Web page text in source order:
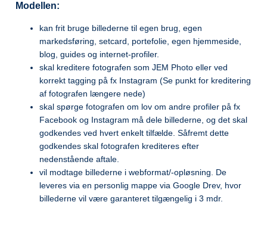
Modellen:
kan frit bruge billederne til egen brug, egen
markedsføring, setcard, portefolie, egen hjemmeside,
blog, guides og internet-profiler.
skal kreditere fotografen som JEM Photo eller ved
korrekt tagging på fx Instagram (Se punkt for kreditering
af fotografen længere nede)
skal spørge fotografen om lov om andre profiler på fx
Facebook og Instagram må dele billederne, og det skal
godkendes ved hvert enkelt tilfælde. Såfremt dette
godkendes skal fotografen krediteres efter
nedenstående aftale.
vil modtage billederne i webformat/-opløsning. De
leveres via en personlig mappe via Google Drev, hvor
billederne vil være garanteret tilgængelig i 3 mdr.